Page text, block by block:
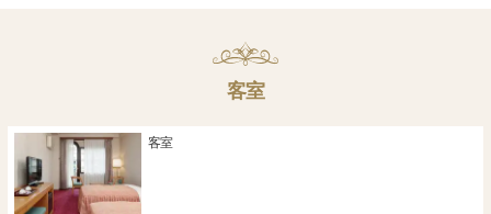
客室
客室